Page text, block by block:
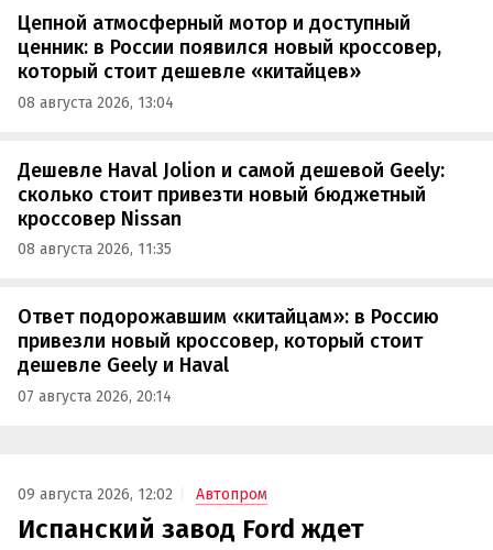
Цепной атмосферный мотор и доступный
ценник: в России появился новый кроссовер,
который стоит дешевле «китайцев»
08 августа 2026, 13:04
Дешевле Haval Jolion и самой дешевой Geely:
сколько стоит привезти новый бюджетный
кроссовер Nissan
08 августа 2026, 11:35
Ответ подорожавшим «китайцам»: в Россию
привезли новый кроссовер, который стоит
дешевле Geely и Haval
07 августа 2026, 20:14
09 августа 2026, 12:02 Автопром
Испанский завод Ford ждет